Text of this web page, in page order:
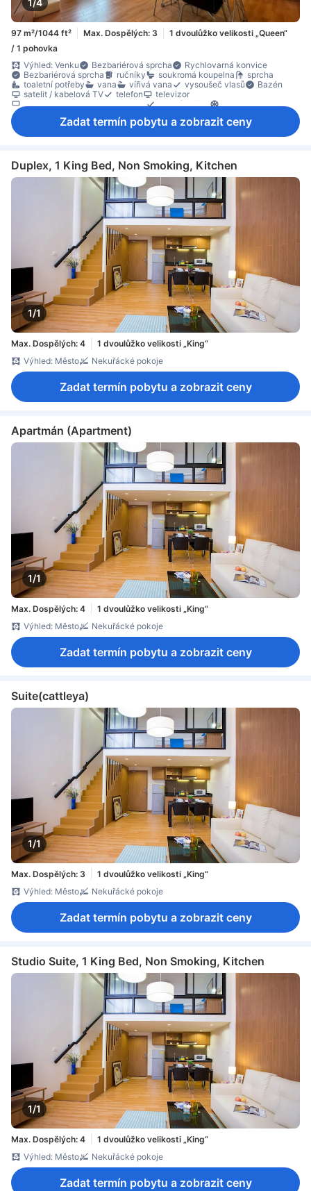
97 m²/1044 ft² Max. Dospělých: 3
1 dvoulůžko velikosti „Queen“
/ 1 pohovka
Výhled: Venku
Bezbariérová sprcha
Rychlovarná konvice
Bezbariérová sprcha
ručníky soukromá koupelna
sprcha
toaletní potřeby
vana vířivá vana vysoušeč vlasů
Bazén
satelit / kabelová TV
telefon
televizor
televizor s plochou obrazovkou
budicí služba
klimatizace
Vybavení pro pohodlný spánek
Zásuvka poblíž postele
Odpadkové koše
pohovka pracovní stůl
skříň
stojan na oblečení
sušička prádla šatna
Bezpečnostní prvek
hasicí přístroj
Individuální klimatizace
trezor na pokoji
Zadat termín pobytu a zobrazit ceny
Duplex, 1 King Bed, Non Smoking, Kitchen
1/1
Max. Dospělých: 4
1 dvoulůžko velikosti „King“
Výhled: Město
Nekuřácké pokoje
Zadat termín pobytu a zobrazit ceny
Apartmán (Apartment)
1/1
Max. Dospělých: 4
1 dvoulůžko velikosti „King“
Výhled: Město
Nekuřácké pokoje
Zadat termín pobytu a zobrazit ceny
Suite(cattleya)
1/1
Max. Dospělých: 3
1 dvoulůžko velikosti „King“
Výhled: Město
Nekuřácké pokoje
Zadat termín pobytu a zobrazit ceny
Studio Suite, 1 King Bed, Non Smoking, Kitchen
1/1
Max. Dospělých: 4
1 dvoulůžko velikosti „King“
Výhled: Město
Nekuřácké pokoje
Zadat termín pobytu a zobrazit ceny